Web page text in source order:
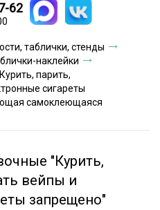
доставки
оплаты
62
таблички, стенды
наклейки
парить,
сигареты
самоклеющаяся
"Курить,
вейпы и
запрещено"